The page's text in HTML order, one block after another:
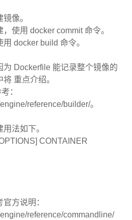
像。
使用 docker commit 命令。
docker build 命令。
Dockerfile 能记录整个镜像的
重点介绍。
：
reference/builder/。
法如下。
CONTAINER
方说明：
reference/commandline/